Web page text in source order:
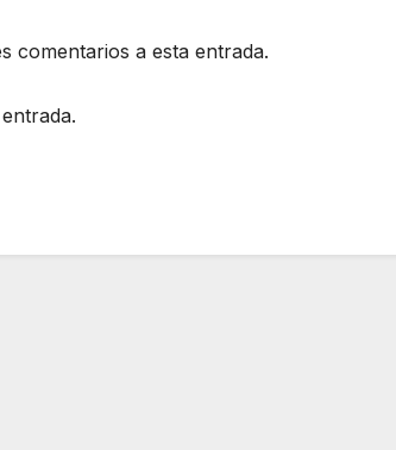
comentarios a esta entrada.